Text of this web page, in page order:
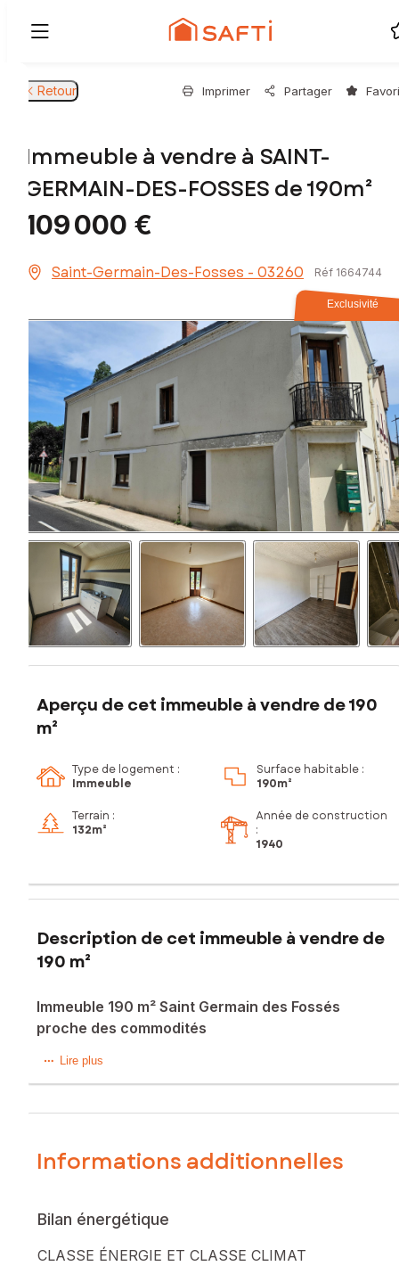
Retour Imprimer Partager
Immeuble à vendre à SAINT-
GERMAIN-DES-FOSSES de 190m²
109 000 €
Saint-Germain-Des-Fosses - 03260 Réf 1664744
Exclusivité
Aperçu de cet immeuble à vendre de 190
m²
Type de logement :
Immeuble
Surface habitable :
190m²
Terrain :
132m²
Année de construction
:
1940
Description de cet immeuble à vendre de
190 m²
Immeuble 190 m² Saint Germain des Fossés
proche des commodités
Immeuble 190 m² Saint Germain des Fossés proche des
2 F2 de 43 m² chacun
Le F3 est loué 561 € + 45 € charge
Le F2 est loué 365 € + 20 € charge
Prix : 109 000 €
au 06 83 48 21 04 ...
Lire plus
Informations additionnelles
Bilan énergétique
CLASSE ÉNERGIE ET CLASSE CLIMAT